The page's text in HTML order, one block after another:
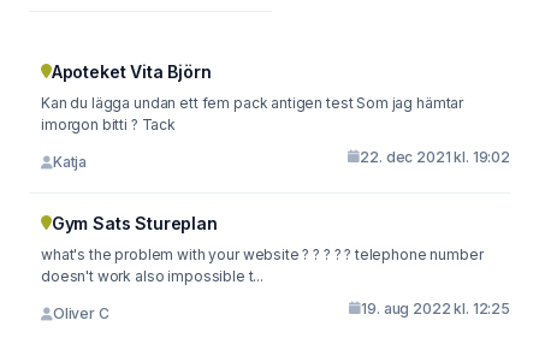
Apoteket Vita Björn
Kan du lägga undan ett fem pack antigen test Som jag hämtar
imorgon bitti ? Tack
Katja 22. dec 2021 kl. 19:02
Gym Sats Stureplan
what's the problem with your website ? ? ? ? ? telephone number
doesn't work also impossible t...
Oliver C 19. aug 2022 kl. 12:25